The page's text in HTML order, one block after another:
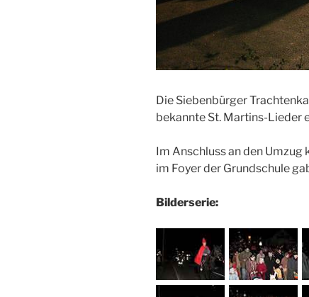
Die Siebenbürger
bekannte St. Martins-Lieder
Im Anschluss an den
im Foyer der Grundschule
Bilderserie: